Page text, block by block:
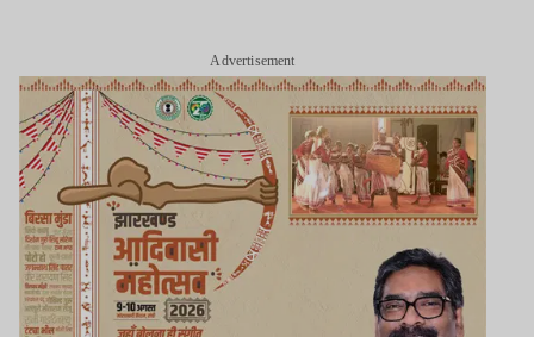
Advertisement